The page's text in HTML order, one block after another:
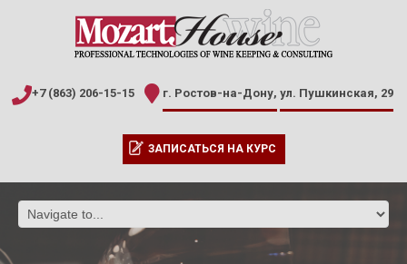
+7 (863) 206-15-15 г. Ростов-на-Дону, ул. Пушкинская, 29
ЗАПИСАТЬСЯ НА КУРС